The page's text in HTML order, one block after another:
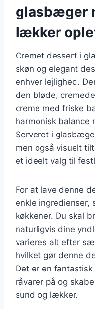
glasbæger
lækker
Cremet dessert i
skøn og elegant
enhver lejlighed.
den bløde,
creme med friske
harmonisk balance
Serveret i
men også visuelt
et ideelt valg til
For at lave denne
enkle ingredienser,
køkkener. Du skal
naturligvis dine
varieres alt efter
hvilket gør denne
Det er en
råvarer på og
sund og lækker.